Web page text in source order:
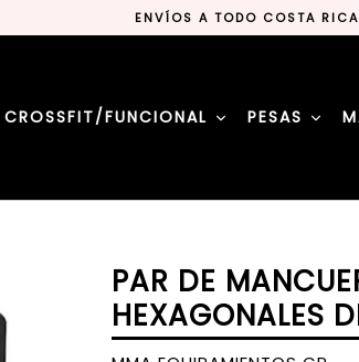
ENVÍOS A TODO COSTA RICA
#MMAEQUIPAMIENTOSCR
LA MEJOR TIENDA DE
CROSSFIT/FUNCIONAL PESAS
PAR DE
HEXAGONALES